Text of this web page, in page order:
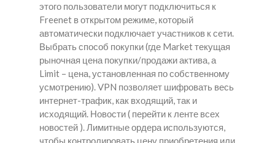
этого пользователи могут подключиться к
Freenet в открытом режиме, который
автоматически подключает участников к сети.
Выбрать способ покупки (где Market текущая
рыночная цена покупки/продажи актива, а
Limit – цена, установленная по собственному
усмотрению). VPN позволяет шифровать весь
интернет-трафик, как входящий, так и
исходящий. Новости ( перейти к ленте всех
новостей ). Лимитные ордера используются,
чтобы контролировать цену приобретения или